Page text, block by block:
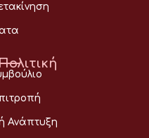
Ανάπτυξη